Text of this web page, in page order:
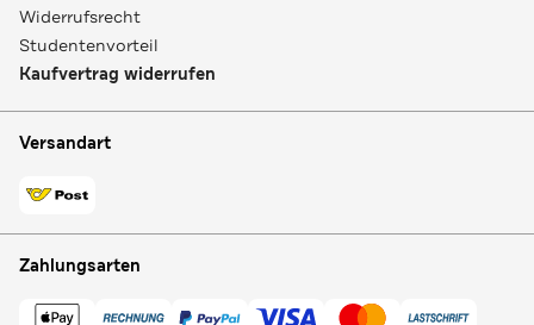
Widerrufsrecht
Studentenvorteil
Kaufvertrag widerrufen
Versandart
Zahlungsarten